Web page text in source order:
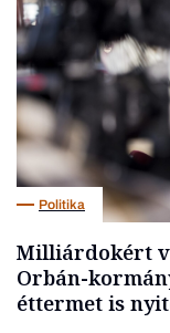
Politika
Milliárdokért
Orbán-
éttermet is